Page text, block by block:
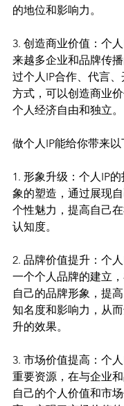
的地位和影响力。
3. 创造商业价值：个
来越多企业和品牌传
过个人IP合作、代言
方式，可以创造商业
个人经济自由和独立。
做个人IP能给你带来以
1. 形象升级：个人IP
象的塑造，通过展现
个性魅力，提高自己
认知度。
2. 品牌价值提升：个
一个个人品牌的建立
自己的品牌形象，提
知名度和影响力，从
升的效果。
3. 市场价值提高：个
重要资源，在与企业
自己的个人价值和市